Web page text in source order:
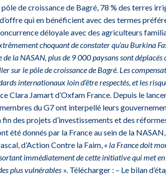
de croissance de Bagré, 78 % des terres
qui en bénéficient avec des termes
déloyale avec des agriculteurs
choquant de constater qu’au Burkina
la NASAN, plus de 9 000 paysans sont déplacés
sur le pôle de croissance de Bagré. Les
internationaux loin d’être respectés, et les
Clara Jamart d’Oxfam France. Depuis le
du G7 ont interpellé leurs
des projets d’investissements et des
été donnés par la France au sein de la
d’Action Contre la Faim, « la France doit
immédiatement de cette initiative qui met
plus vulnérables ». Télécharger : – Le bilan